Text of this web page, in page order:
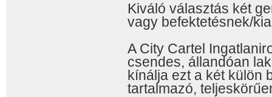
Kiváló választás két
vagy befektetésnek/
A City Cartel
csendes, állandóan
kínálja ezt a két külön
tartalmazó,